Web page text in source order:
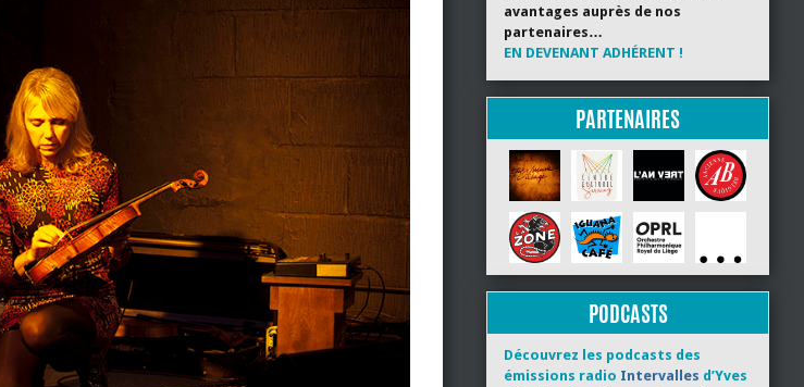
avantages auprès de nos
partenaires…
EN DEVENANT ADHÉRENT !
PARTENAIRES
PODCASTS
Découvrez les podcasts des
émissions radio Intervalles d’Yves